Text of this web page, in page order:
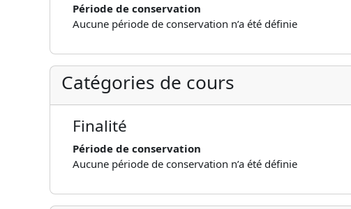
Période de conservation
Aucune période de conservation n’a été définie
Catégories de cours
Finalité
Période de conservation
Aucune période de conservation n’a été définie